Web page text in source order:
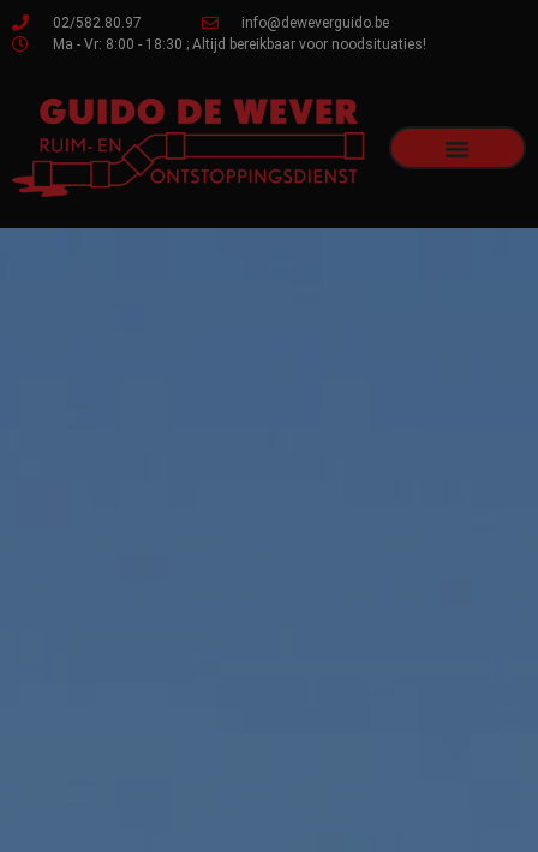
02/582.80.97
info@deweverguido.be
Ma - Vr: 8:00 - 18:30 ; Altijd bereikbaar voor noodsituaties!